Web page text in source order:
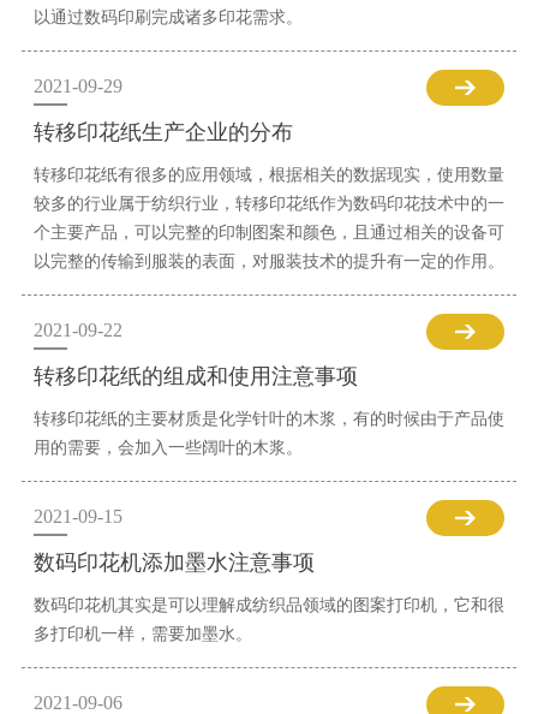
以通过数码印刷完成诸多印花需求。
2021-09-29
转移印花纸生产企业的分布
转移印花纸有很多的应用领域，根据相关的数据现实，使用数量
较多的行业属于纺织行业，转移印花纸作为数码印花技术中的一
个主要产品，可以完整的印制图案和颜色，且通过相关的设备可
以完整的传输到服装的表面，对服装技术的提升有一定的作用。
2021-09-22
转移印花纸的组成和使用注意事项
转移印花纸的主要材质是化学针叶的木浆，有的时候由于产品使
用的需要，会加入一些阔叶的木浆。
2021-09-15
数码印花机添加墨水注意事项
数码印花机其实是可以理解成纺织品领域的图案打印机，它和很
多打印机一样，需要加墨水。
2021-09-06